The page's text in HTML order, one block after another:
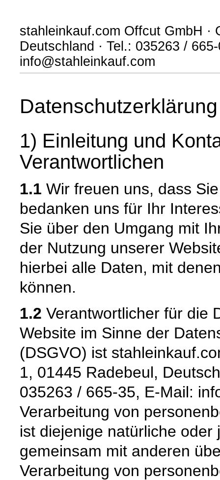
stahleinkauf.com Offcut GmbH ·
Deutschland · Tel.: 035263 /
info@stahleinkauf.com
Datenschutzerklärung
1) Einleitung und
Verantwortlichen
1.1 Wir freuen uns, dass
bedanken uns für Ihr
Sie über den Umgang mit
der Nutzung unserer
hierbei alle Daten, mit
können.
1.2 Verantwortlicher für die
Website im Sinne der
(DSGVO) ist
1, 01445 Radebeul,
035263 / 665-35, E-Mail:
Verarbeitung von
ist diejenige natürliche
gemeinsam mit anderen
Verarbeitung von